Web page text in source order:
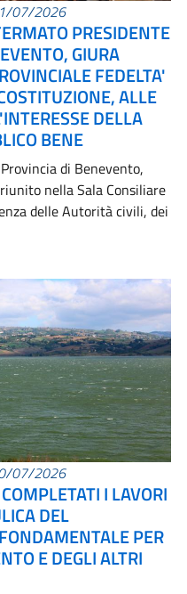
07/2026
PRESIDENTE
GIURA
FEDELTA'
ALLE
DELLA
BENE
di Benevento,
nella Sala Consiliare
delle Autorità civili, dei
07/2026
I LAVORI
DEL
PER
E DEGLI ALTRI